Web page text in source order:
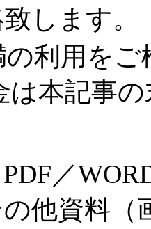
します。
利用をご
本記事
PDF／
他資料（